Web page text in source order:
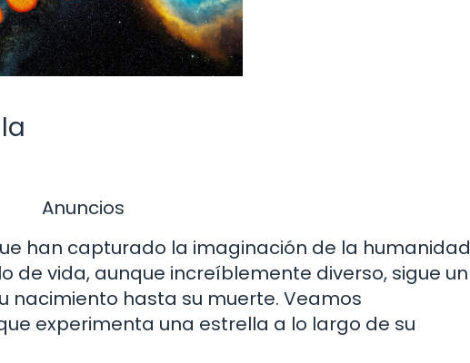
Anuncios
han capturado la imaginación de la humanidad
de vida, aunque increíblemente diverso, sigue un
hasta su muerte. Veamos
experimenta una estrella a lo largo de su